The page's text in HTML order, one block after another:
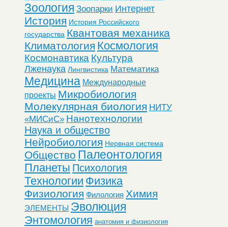
Зоология Зоопарки Интернет
История История Российского
государства Квантовая механика
Климатология Космология
Космонавтика Культура
Лженаука Лингвистика Математика
Медицина Международные
проекты Микробиология
Молекулярная биология НИТУ
«МИСиС» Нанотехнологии
Наука и общество
Нейробиология Нервная система
Общество Палеонтология
Планеты Психология
Технологии Физика
Физиология Филология Химия
ЭЛЕМЕНТЫ Эволюция
Энтомология анатомия и физиология